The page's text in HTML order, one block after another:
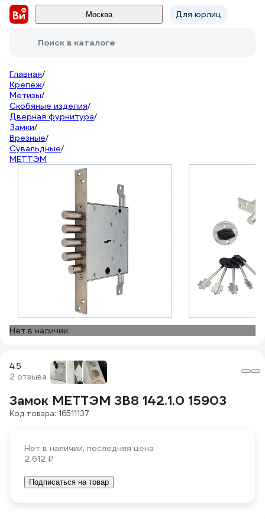
Москва Для юрлиц
Поиск в каталоге
Главная/
Крепёж/
Метизы/
Скобяные изделия/
Дверная фурнитура/
Замки/
Врезные/
Сувальдные/
МЕТТЭМ
Нет в наличии
4.5
2 отзыва
Замок МЕТТЭМ ЗВ8 142.1.0 15903
Код товара: 16511137
Нет в наличии, последняя цена
2 612 ₽
Подписаться на товар